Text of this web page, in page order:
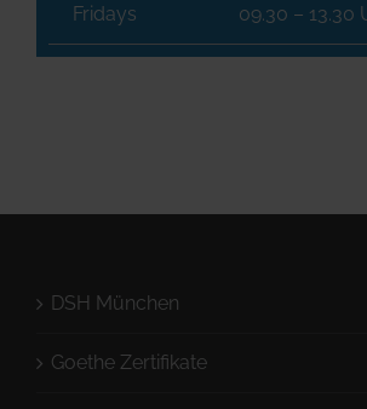
Fridays 09.30 – 13.30
DSH München
Goethe Zertifikate